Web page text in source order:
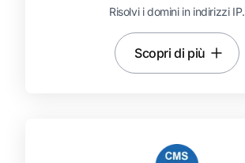
Risolvi i domini in indirizzi IP.
Scopri di più